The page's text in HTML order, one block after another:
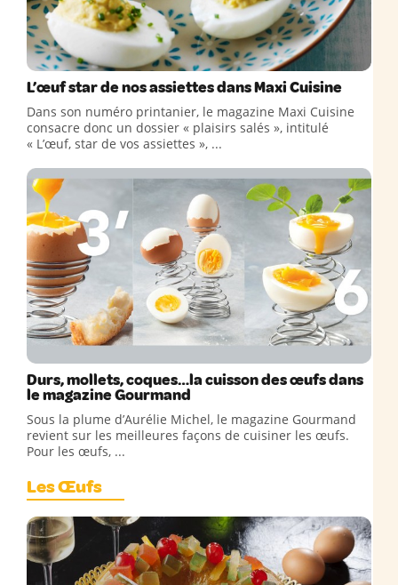
L’œuf star de nos assiettes dans Maxi Cuisine
Dans son numéro printanier, le magazine Maxi Cuisine
consacre donc un dossier « plaisirs salés », intitulé
« L’œuf, star de vos assiettes », ...
Durs, mollets, coques…la cuisson des œufs dans
le magazine Gourmand
Sous la plume d’Aurélie Michel, le magazine Gourmand
revient sur les meilleures façons de cuisiner les œufs.
Pour les œufs, ...
Les Œufs